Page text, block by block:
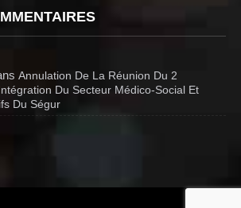
Annulation De La Réunion Du 2
Du Secteur Médico-Social Et
Du Ségur